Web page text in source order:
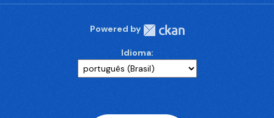
Powered by
Idioma